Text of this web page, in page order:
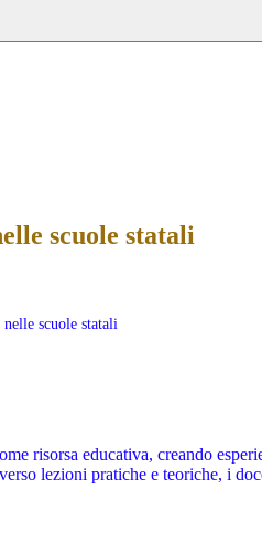
scuole statali
scuole statali
risorsa educativa, creando
lezioni pratiche e teoriche, i